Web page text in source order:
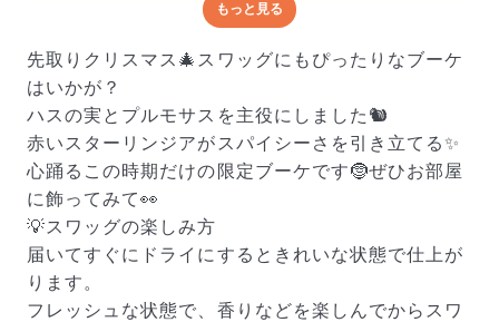
どんな梱包で届くの？
出荷前に水揚げ（花が水を吸いやすくなる処理）を施
し、専用ボックスに丁寧に梱包してお届けしています。
きゅっとまとめられて一見窮屈そうに見えますが、輸送
中の衝撃による折れや擦れを軽減する効果があります。
もっと見る
先取りクリスマス🎄スワッグにもぴったりなブーケ
はいかが？
ハスの実とプルモサスを主役にしました🐿️
赤いスターリンジアがスパイシーさを引き立てる✨
心踊るこの時期だけの限定ブーケです🤶ぜひお部屋
に飾ってみて👀
💡スワッグの楽しみ方
届いてすぐにドライにするときれいな状態で仕上が
ります。
フレッシュな状態で、香りなどを楽しんでからスワ